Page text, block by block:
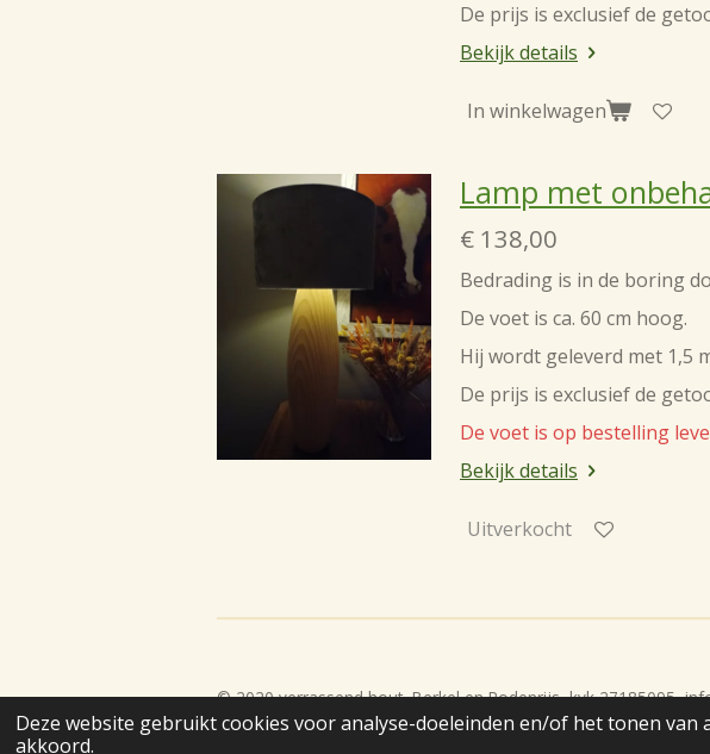
Deze website gebruikt cookies voor analyse-doeleinden en/of het tonen
akkoord.
De prijs is exclusief de
Bekijk details
In winkelwagen
Lamp met
€ 138,00
Bedrading is in de boring
De voet is ca. 60 cm hoog.
Hij wordt geleverd met 1,5
De prijs is exclusief de
De voet is op bestelling
Bekijk details
Uitverkocht
© 2020 verrassend hout, Berkel en Rodenrijs, kvk 27185095,